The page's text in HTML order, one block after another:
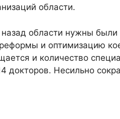
области.
области нужны были
и оптимизацию
и количество
докторов. Несильно